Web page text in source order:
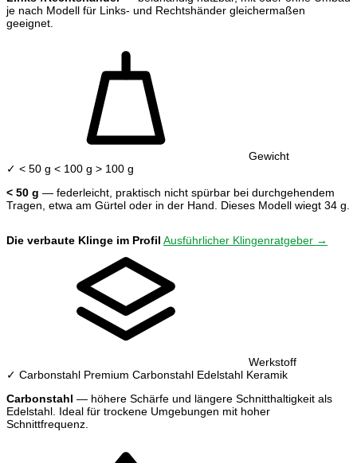
je nach Modell für Links- und Rechtshänder gleichermaßen
geeignet.
Gewicht
✓ < 50 g < 100 g > 100 g
< 50 g — federleicht, praktisch nicht spürbar bei durchgehendem
Tragen, etwa am Gürtel oder in der Hand. Dieses Modell wiegt 34 g.
Die verbaute Klinge im Profil Ausführlicher Klingenratgeber →
Werkstoff
✓ Carbonstahl Premium Carbonstahl Edelstahl Keramik
Carbonstahl — höhere Schärfe und längere Schnitthaltigkeit als
Edelstahl. Ideal für trockene Umgebungen mit hoher
Schnittfrequenz.